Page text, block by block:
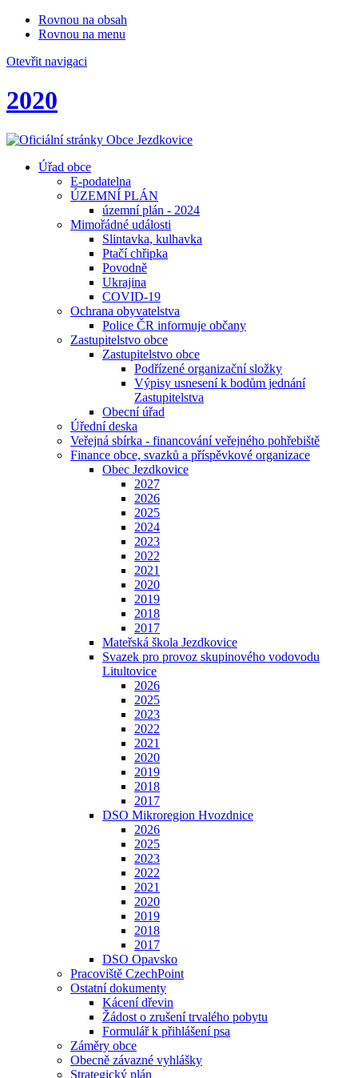
Rovnou na obsah
Rovnou na menu
Otevřit navigaci
2020
Úřad obce
E-podatelna
ÚZEMNÍ PLÁN
územní plán - 2024
Mimořádné události
Slintavka, kulhavka
Ptačí chřipka
Povodně
Ukrajina
COVID-19
Ochrana obyvatelstva
Police ČR informuje občany
Zastupitelstvo obce
Zastupitelstvo obce
Podřízené organizační složky
Výpisy usnesení k bodům jednání
Zastupitelstva
Obecní úřad
Úřední deska
Veřejná sbírka - financování veřejného pohřebiště
Finance obce, svazků a příspěvkové organizace
Obec Jezdkovice
2027
2026
2025
2024
2023
2022
2021
2020
2019
2018
2017
Mateřská škola Jezdkovice
Svazek pro provoz skupinového vodovodu
Litultovice
2026
2025
2023
2022
2021
2020
2019
2018
2017
DSO Mikroregion Hvozdnice
2026
2025
2023
2022
2021
2020
2019
2018
2017
DSO Opavsko
Pracoviště CzechPoint
Ostatní dokumenty
Kácení dřevin
Žádost o zrušení trvalého pobytu
Formulář k přihlášení psa
Záměry obce
Obecně závazné vyhlášky
Strategický plán